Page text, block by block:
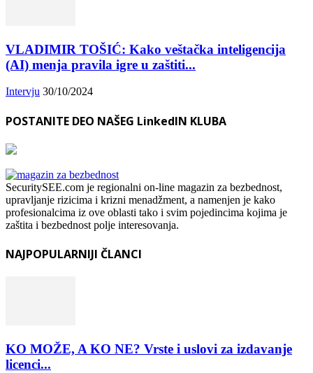
VLADIMIR TOŠIĆ: Kako veštačka inteligencija
(AI) menja pravila igre u zaštiti...
Intervju 30/10/2024
POSTANITE DEO NAŠEG LinkedIN KLUBA
SecuritySEE.com je regionalni on-line magazin za bezbednost,
upravljanje rizicima i krizni menadžment, a namenjen je kako
profesionalcima iz ove oblasti tako i svim pojedincima kojima je
zaštita i bezbednost polje interesovanja.
NAJPOPULARNIJI ČLANCI
KO MOŽE, A KO NE? Vrste i uslovi za izdavanje
licenci...